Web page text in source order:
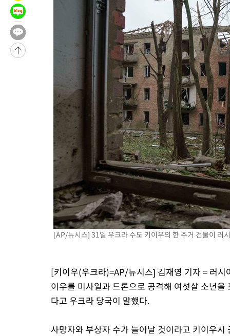
-8314초 전 >
이군이 불법 군시설 건설한 레바논 남부에서 레바논군 3명 폭발
-5432초 전 >
[속보]美중부 사령관, 이스라엘 긴급방문 다중화된 전선 상황 논
-3496초 전 >
美 국방부, 켄달 전 공군장관 보안허가 취소…“에어포스원 기밀
언론 누출”
-3465초 전 >
‘축구의 신’ 아르헨티나 축구 선수 메시의 부친 지병 별세
“美 이란전 무기 소진…북한과 분쟁시 주한 미군 취약해질 수 있
[AP/뉴시스] 31일 우크라 수도 키이우의 한 주거 건물이 러
[키이우(우크라)=AP/뉴시스] 김재영 기자 = 러
이우를 미사일과 드론으로 공격해 여섯살 소년
다고 우크라 당국이 말했다.
사망자와 부상자 수가 늘어날 것이라고 키이우